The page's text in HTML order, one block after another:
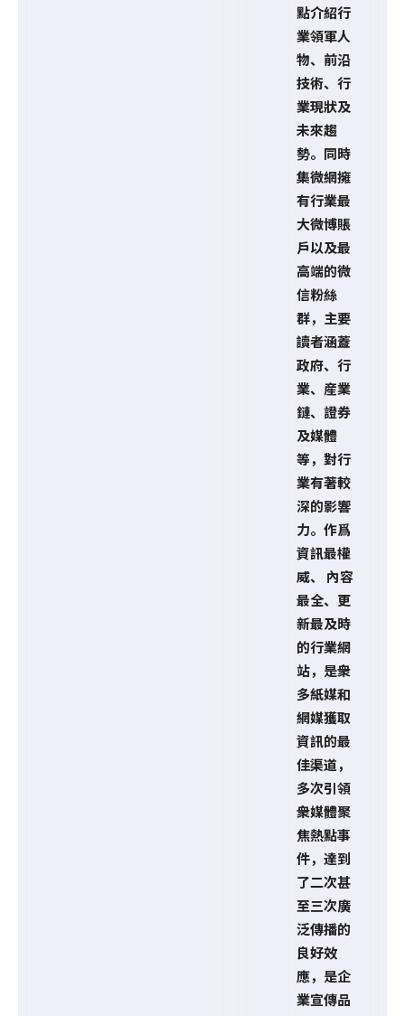
點介紹行
業領軍人
物、前沿
技術、行
業現狀及
未來趨
勢。同時
集微網擁
有行業最
大微博賬
戶以及最
高端的微
信粉絲
群，主要
讀者涵蓋
政府、行
業、産業
鏈、證券
及媒體
等，對行
業有著較
深的影響
力。作爲
資訊最權
威、 內容
最全、更
新最及時
的行業網
站，是衆
多紙媒和
網媒獲取
資訊的最
佳渠道，
多次引領
衆媒體聚
焦熱點事
件，達到
了二次甚
至三次廣
泛傳播的
良好效
應，是企
業宣傳品